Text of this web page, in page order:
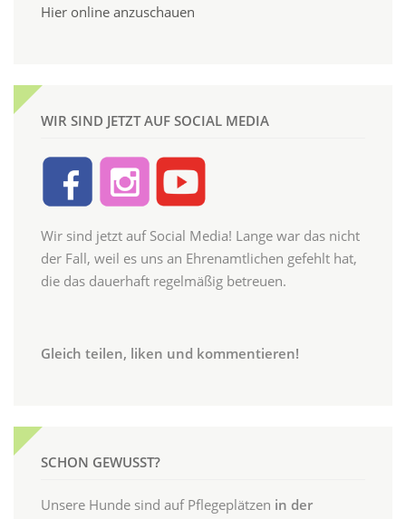
Hier online anzuschauen
WIR SIND JETZT AUF SOCIAL MEDIA
Wir sind jetzt auf Social Media! Lange war das nicht
der Fall, weil es uns an Ehrenamtlichen gefehlt hat,
die das dauerhaft regelmäßig betreuen.
Gleich teilen, liken und kommentieren!
SCHON GEWUSST?
Unsere Hunde sind auf Pflegeplätzen in der